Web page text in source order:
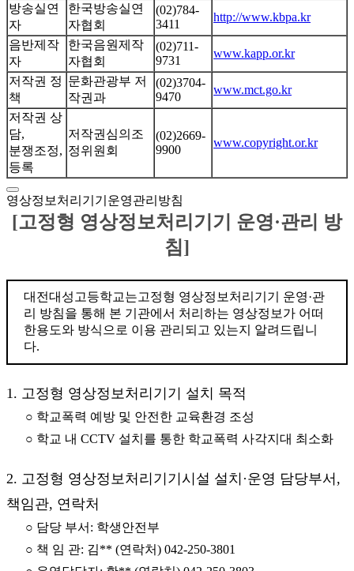
방송실연
자
한국방송실연
자협회
(02)784-
3411
http://www.kbpa.kr
음반제작
자
한국음원제작
자협회
(02)711-
9731
www.kapp.or.kr
저작권 정
책
문화관광부 저
작권과
(02)3704-
9470
www.mct.go.kr
저작권 상
담,
분쟁조정,
등록
저작권심의조
정위원회
(02)2669-
9900
www.copyright.or.kr
영상정보처리기기운영관리방침
[고정형 영상정보처리기기 운영·관리 방
침]
대전대성고등학교는고정형 영상정보처리기기 운영·관
리 방침을 통해 본 기관에서 처리하는 영상정보가 어떠
한용도와 방식으로 이용 관리되고 있는지 알려드립니
다.
1. 고정형 영상정보처리기기 설치 목적
○ 학교폭력 예방 및 안전한 교육환경 조성
○ 학교 내 CCTV 설치를 통한 학교폭력 사각지대 최소화
2. 고정형 영상정보처리기기시설 설치·운영 담당부서,
책임관, 연락처
○ 담당 부서: 학생안전부
○ 책 임 관: 김** (연락처) 042-250-3801